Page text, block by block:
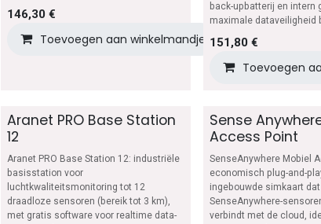
146,30 €
Toevoegen aan winkelmandje Toevoegen
back-upbatterij en intern
maximale dataveiligheid
151,80 €
Toevoegen
Aranet PRO Base Station
12
Aranet PRO Base Station 12: industriële
basisstation voor
luchtkwaliteitsmonitoring tot 12
draadloze sensoren (bereik tot 3 km),
met gratis software voor realtime data-
Sense
Access Point
SenseAnywhere Mobiel
economisch plug-and-
ingebouwde simkaart
SenseAnywhere-
verbindt met de cloud,